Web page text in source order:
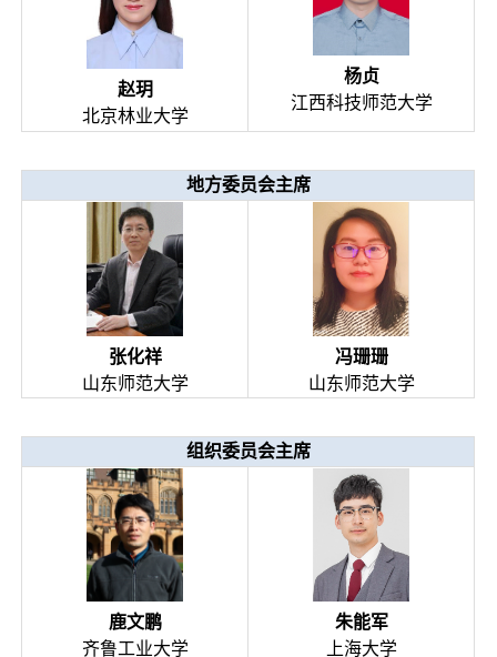
赵玥
北京林业大学
杨贞
江西科技师范大学
地方委员会主席
张化祥
山东师范大学
冯珊珊
山东师范大学
组织委员会主席
鹿文鹏
齐鲁工业大学
朱能军
上海大学